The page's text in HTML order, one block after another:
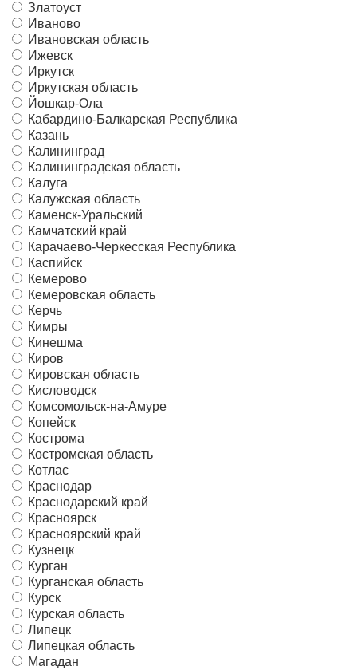
Златоуст
Иваново
Ивановская область
Ижевск
Иркутск
Иркутская область
Йошкар-Ола
Кабардино-Балкарская Республика
Казань
Калининград
Калининградская область
Калуга
Калужская область
Каменск-Уральский
Камчатский край
Карачаево-Черкесская Республика
Каспийск
Кемерово
Кемеровская область
Керчь
Кимры
Кинешма
Киров
Кировская область
Кисловодск
Комсомольск-на-Амуре
Копейск
Кострома
Костромская область
Котлас
Краснодар
Краснодарский край
Красноярск
Красноярский край
Кузнецк
Курган
Курганская область
Курск
Курская область
Липецк
Липецкая область
Магадан